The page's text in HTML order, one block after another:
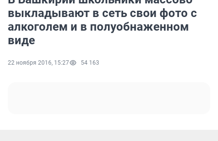
выкладывают в сеть свои фото с
алкоголем и в полуобнаженном
виде
22 ноября 2016, 15:27 54 163